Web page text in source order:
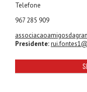
Telefone
967 285 909
Presidente: